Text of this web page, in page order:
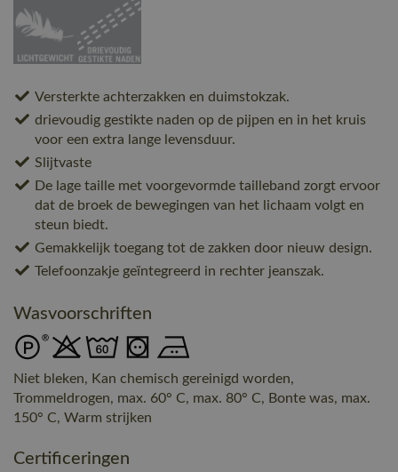
Versterkte achterzakken en duimstokzak.
drievoudig gestikte naden op de pijpen en in het kruis
voor een extra lange levensduur.
Slijtvaste
De lage taille met voorgevormde tailleband zorgt ervoor
dat de broek de bewegingen van het lichaam volgt en
steun biedt.
Gemakkelijk toegang tot de zakken door nieuw design.
Telefoonzakje geïntegreerd in rechter jeanszak.
Wasvoorschriften
Niet bleken, Kan chemisch gereinigd worden,
Trommeldrogen, max. 60° C, max. 80° C, Bonte was, max.
150° C, Warm strijken
Certificeringen